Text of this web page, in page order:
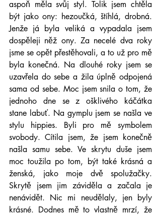
aspoň měla svůj styl. Tolik jsem chtěla
být jako ony: hezoučká, štíhlá, drobná.
Jenže já byla veliká a vypadala jsem
dospěleji něž ony. Za necelé dva roky
jsme se opět přestěhovali, a to už pro mě
byla konečná. Na dlouhé roky jsem se
uzavřela do sebe a žila úplně odpojená
sama od sebe. Moc jsem snila o tom, že
jednoho dne se z ošklivého káčátka
stane labuť. Na gymplu jsem se našla ve
stylu hippies. Byli pro mě symbolem
svobody. Cítila jsem, že jsem konečně
našla samu sebe. Ve skrytu duše jsem
moc toužila po tom, být také krásná a
ženská, jako moje dvě spolužačky.
Skrytě jsem jim záviděla a začala je
nenávidět. Nic mi neudělaly, jen byly
krásné. Dodnes mě to vlastně mrzí, že